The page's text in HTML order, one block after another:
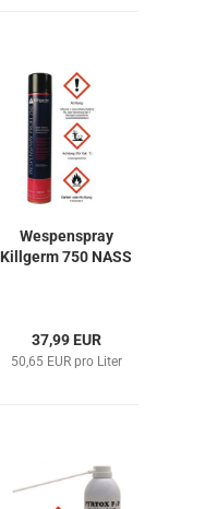
Wespenspray
Killgerm 750 NASS
37,99 EUR
50,65 EUR pro Liter